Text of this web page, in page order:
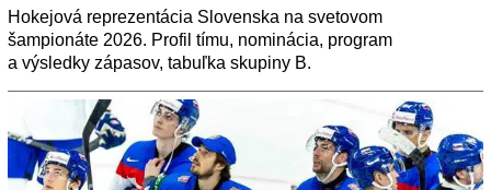
Hokejová reprezentácia Slovenska na svetovom
šampionáte 2026. Profil tímu, nominácia, program
a výsledky zápasov, tabuľka skupiny B.